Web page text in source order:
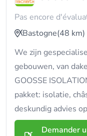
Pas encore
Bastogne(48 km)
We zijn
gebouwen, van
GOOSSE
pakket: isolatie,
deskundig advies
Demander